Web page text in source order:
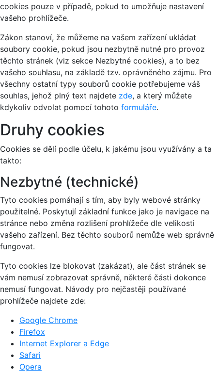
cookies pouze v případě, pokud to umožňuje nastavení
vašeho prohlížeče.
Zákon stanoví, že můžeme na vašem zařízení ukládat
soubory cookie, pokud jsou nezbytně nutné pro provoz
těchto stránek (viz sekce Nezbytné cookies), a to bez
vašeho souhlasu, na základě tzv. oprávněného zájmu. Pro
všechny ostatní typy souborů cookie potřebujeme váš
souhlas, jehož plný text najdete zde, a který můžete
kdykoliv odvolat pomocí tohoto formuláře.
Druhy cookies
Cookies se dělí podle účelu, k jakému jsou využívány a ta
takto:
Nezbytné (technické)
Tyto cookies pomáhají s tím, aby byly webové stránky
použitelné. Poskytují základní funkce jako je navigace na
stránce nebo změna rozlišení prohlížeče dle velikosti
vašeho zařízení. Bez těchto souborů nemůže web správně
fungovat.
Tyto cookies lze blokovat (zakázat), ale část stránek se
vám nemusí zobrazovat správně, některé části dokonce
nemusí fungovat. Návody pro nejčastěji používané
prohlížeče najdete zde:
Google Chrome
Firefox
Internet Explorer a Edge
Safari
Opera